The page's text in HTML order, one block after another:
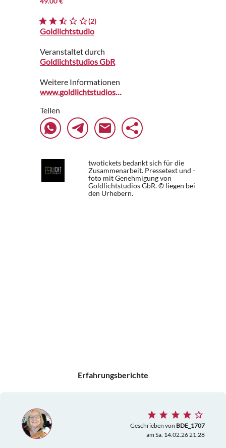
(2)
Goldlichtstudio
Veranstaltet durch
Goldlichtstudios GbR
Weitere Informationen
www.goldlichtstudios.de
Teilen
twotickets bedankt sich für die
Zusammenarbeit. Pressetext und -
foto mit Genehmigung von
Goldlichtstudios GbR. © liegen bei
den Urhebern.
Erfahrungsberichte
Geschrieben von BDE_1707
am Sa. 14.02.26 21:28